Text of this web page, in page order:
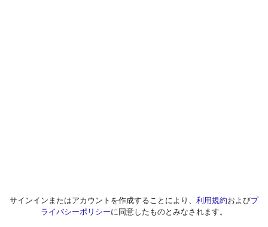
サインインまたはアカウントを作成することにより、 利用規約およびプ
ライバシーポリシーに同意したものとみなされます。